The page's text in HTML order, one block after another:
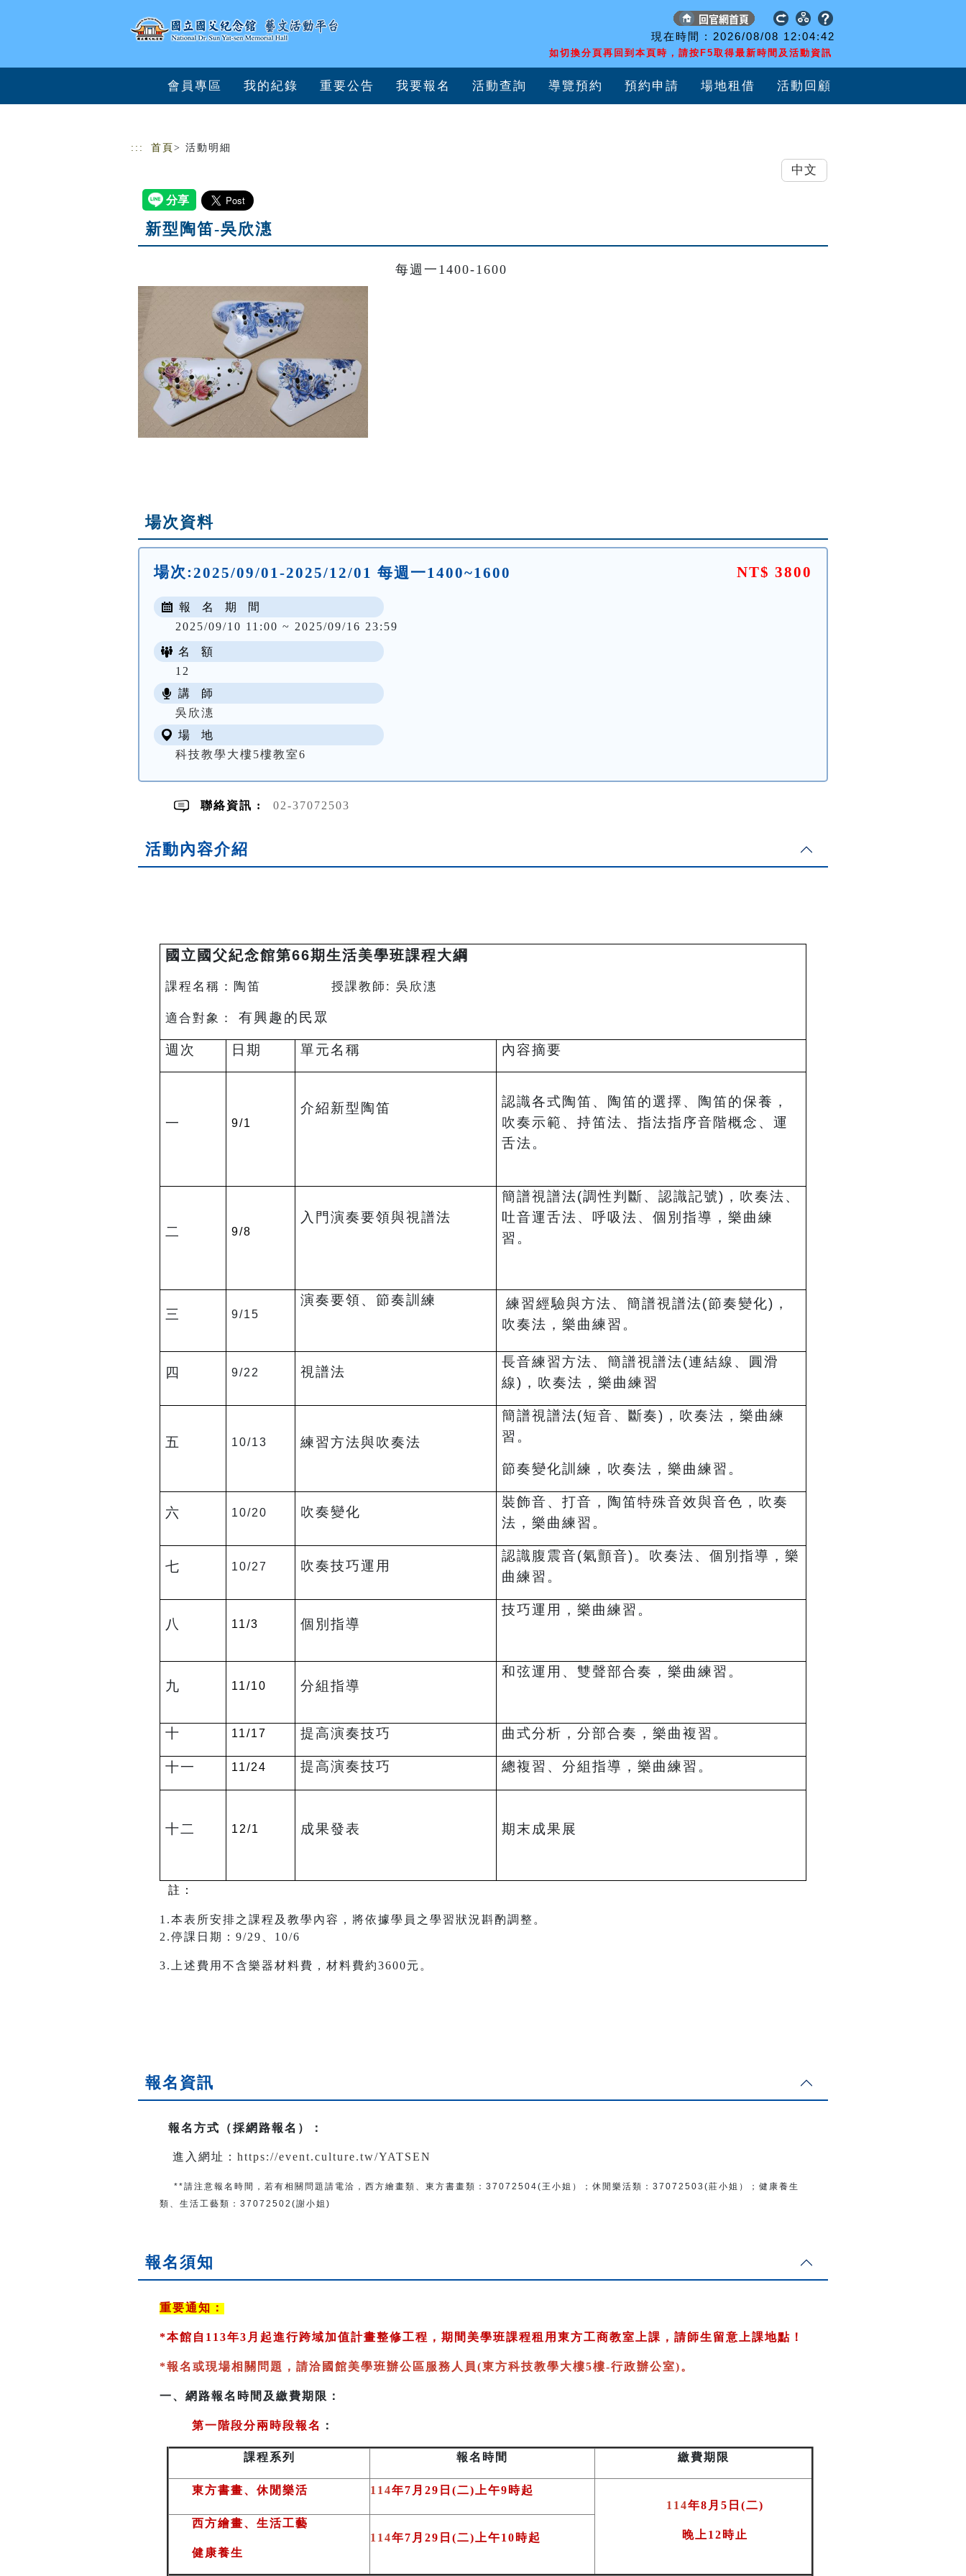
現在時間 : 2026/08/08 12:04:43
如切換分頁再回到本頁時，請按F5取得最新時間及活動資訊
會員專區 我的紀錄 重要公告 我要報名 活動查詢 導覽預約 預約申請 場地租借 活動回顧
::: 首頁 > 活動明細
新型陶笛-吳欣潓
場次資料
場次:2025/09/01-2025/12/01 每週一1400~1600 NT$ 3800
報 名 期 間
2025/09/10 11:00 ~ 2025/09/16 23:59
名 額
12
講 師
吳欣潓
場 地
科技教學大樓5樓教室6
聯絡資訊 : 02-37072503
活動內容介紹
國立國父紀念館第66期生活美學班課程大綱
課程名稱：陶笛 授課教師: 吳欣潓
適合對象： 有興趣的民眾
週次 日期 單元名稱 內容摘要
一 9/1
介紹新型陶笛
認識各式陶笛、陶笛的選擇、陶笛的保養，
吹奏示範、持笛法、指法指序音階概念、運
舌法。
二 9/8
入門演奏要領與視譜法
簡譜視譜法(調性判斷、認識記號)，吹奏法、
吐音運舌法、呼吸法、個別指導，樂曲練
習。
三 9/15
演奏要領、節奏訓練
練習經驗與方法、簡譜視譜法(節奏變化)，
吹奏法，樂曲練習。
四 9/22 視譜法
長音練習方法、簡譜視譜法(連結線、圓滑
線)，吹奏法，樂曲練習
五 10/13 練習方法與吹奏法
簡譜視譜法(短音、斷奏)，吹奏法，樂曲練
習。
節奏變化訓練，吹奏法，樂曲練習。
六 10/20 吹奏變化
裝飾音、打音，陶笛特殊音效與音色，吹奏
法，樂曲練習。
七 10/27 吹奏技巧運用
認識腹震音(氣顫音)。吹奏法、個別指導，樂
曲練習。
八 11/3 個別指導
技巧運用，樂曲練習。
九 11/10 分組指導
和弦運用、雙聲部合奏，樂曲練習。
十 11/17 提高演奏技巧 曲式分析，分部合奏，樂曲複習。
十一 11/24 提高演奏技巧 總複習、分組指導，樂曲練習。
十二 12/1 成果發表 期末成果展
註：
1.本表所安排之課程及教學內容，將依據學員之學習狀況斟酌調整。
2.停課日期：9/29、10/6
3.上述費用不含樂器材料費，材料費約3600元。
報名資訊
報名方式（採網路報名） ：
進入網址： https://event.culture.tw/YATSEN
**請注意報名時間，若有相關問題 請電洽 ， 西方繪畫類、東方書畫類： 37072504(王小姐） ； 休閒樂活類： 37072503(莊小姐）； 健康養生
類、生活工藝類： 37072502(謝小姐)
報名須知
重要通知：
*本館自113年3月起進行跨域加值計畫整修工程，期間美學班課程租用東方工商教室 上課，請師生留意上課地點！
*報名或現場相關問題，請洽國館美學班辦公區服務人員(東方科技教學大樓5樓-行政辦公室)。
一、 網路報名時間及繳費期限：
第一階段分兩時段報名 ：
課程系列 報名時間 繳費期限
東方書畫、休閒樂活 114年7月29日(二)上午9時起
114年8月5日(二)
晚上12時止
西方繪畫、生活工藝
健康養生
114年7月29日(二)上午10時起